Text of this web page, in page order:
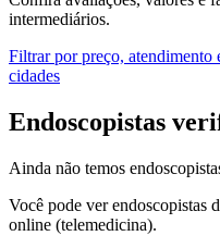
intermediários.
Filtrar por preço, atendimento
cidades
Endoscopistas
Ainda não temos
Você pode verendoscopistas
online (telemedicina).